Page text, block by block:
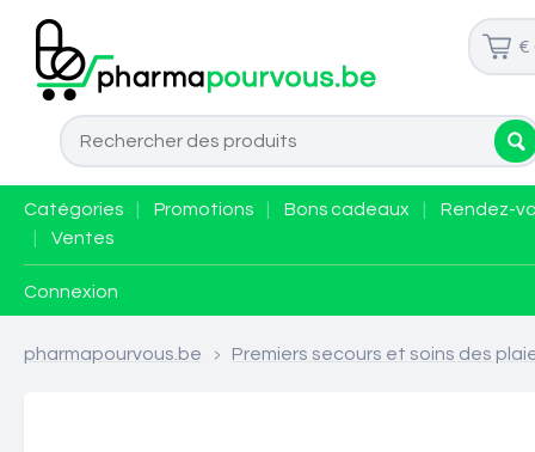
€
Catégories Promotions Bons cadeaux
Rendez-
Ventes
Connexion
pharmapourvous.be > Premiers secours et soins des